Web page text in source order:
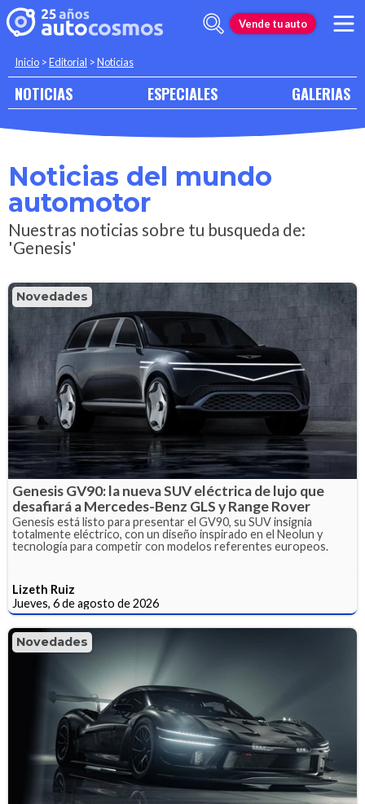
Vende tu auto
Inicio >Editorial >Noticias
NOTICIAS ESPECIALES GALERIAS
Noticias del mundo
automotor
Nuestras noticias sobre tu busqueda de:
'Genesis'
Novedades
Genesis GV90: la nueva SUV eléctrica de lujo que
desafiará a Mercedes-Benz GLS y Range Rover
Genesis está listo para presentar el GV90, su SUV insignia
totalmente eléctrico, con un diseño inspirado en el Neolun y
tecnología para competir con modelos referentes europeos.
Lizeth Ruiz
Jueves, 6 de agosto de 2026
Novedades